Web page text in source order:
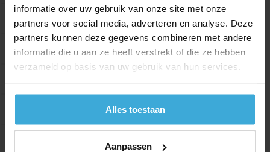
informatie over uw gebruik van onze site met onze
partners voor social media, adverteren en analyse. Deze
partners kunnen deze gegevens combineren met andere
informatie die u aan ze heeft verstrekt of die ze hebben
verzameld op basis van uw gebruik van hun services.
Alles toestaan
Aanpassen
Blank vierkantstaal 6 mm
Blank vierkantstaal 8 mm
Blank vierkantstaal 14 mm